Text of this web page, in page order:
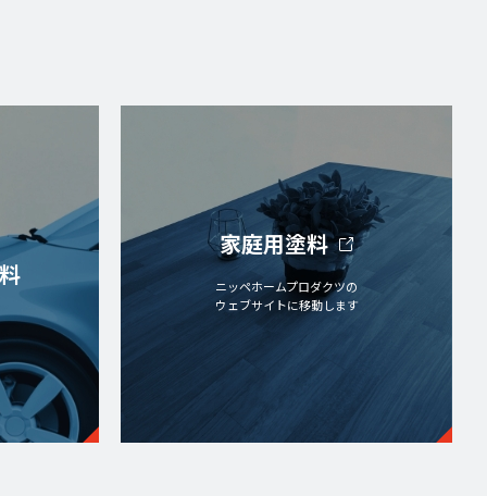
家庭用塗料
ニッペホームプロダクツの
ウェブサイトに移動します